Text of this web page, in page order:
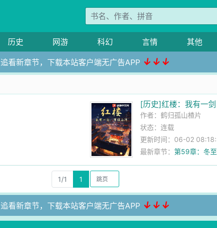
历史 网游 科幻 言情 其他
追看新章节，下载本站客户端无广告APP ↓↓↓
[历史]红楼：我有一
作者： 鹤归孤山楂片
状态：连载
更新时间：06-02
最新章节： 第59章：冬
1/1 1
追看新章节，下载本站客户端无广告APP ↓↓↓